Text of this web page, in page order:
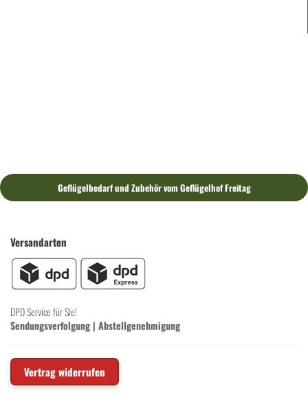
Geflügelbedarf und Zubehör vom Geflügelhof Freitag
Versandarten
DPD Service für Sie!
Sendungsverfolgung | Abstellgenehmigung
Vertrag widerrufen